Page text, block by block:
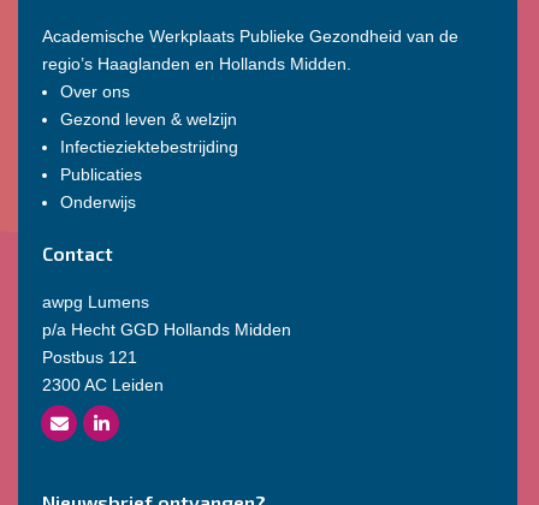
Academische Werkplaats Publieke Gezondheid van de
regio’s Haaglanden en Hollands Midden.
Over ons
Gezond leven & welzijn
Infectieziektebestrijding
Publicaties
Onderwijs
Contact
awpg Lumens
p/a Hecht GGD Hollands Midden
Postbus 121
2300 AC Leiden